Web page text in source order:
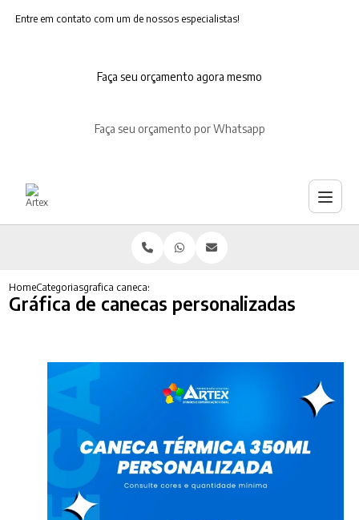
Entre em contato com um de nossos especialistas!
Faça seu orçamento agora mesmo
Faça seu orçamento por Whatsapp
HomeCategoriasgrafica canecas personalizadas
Gráfica de canecas personalizadas